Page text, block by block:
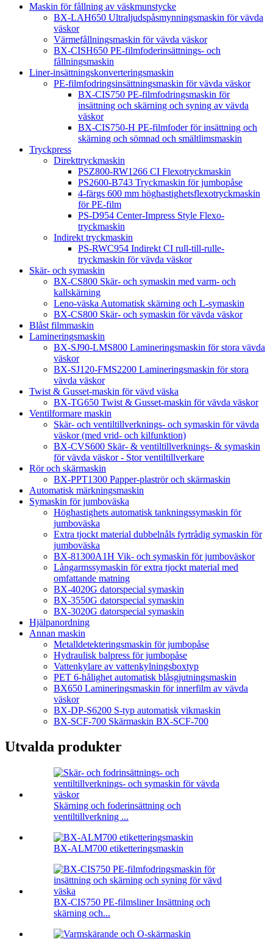
Maskin för fållning av väskmunstycke
BX-LAH650 Ultraljudspåsmynningsmaskin för vävda
väskor
Värmefållningsmaskin för vävda väskor
BX-CISH650 PE-filmfoderinsättnings- och
fållningsmaskin
Liner-insättningskonverteringsmaskin
PE-filmfodringsinsättningsmaskin för vävda väskor
BX-CIS750 PE-filmfodringsmaskin för
insättning och skärning och syning av vävda
väskor
BX-CIS750-H PE-filmfoder för insättning och
skärning och sömnad och smältlimsmaskin
Tryckpress
Direkttryckmaskin
PSZ800-RW1266 CI Flexotryckmaskin
PS2600-B743 Tryckmaskin för jumbopåse
4-färgs 600 mm höghastighetsflexotryckmaskin
för PE-film
PS-D954 Center-Impress Style Flexo-
tryckmaskin
Indirekt tryckmaskin
PS-RWC954 Indirekt CI rull-till-rulle-
tryckmaskin för vävda väskor
Skär- och symaskin
BX-CS800 Skär- och symaskin med varm- och
kallskärning
Leno-väska Automatisk skärning och L-symaskin
BX-CS800 Skär- och symaskin för vävda väskor
Blåst filmmaskin
Lamineringsmaskin
BX-SJ90-LMS800 Lamineringsmaskin för stora vävda
väskor
BX-SJ120-FMS2200 Lamineringsmaskin för stora
vävda väskor
Twist & Gusset-maskin för vävd väska
BX-TG650 Twist & Gusset-maskin för vävda väskor
Ventilformare maskin
Skär- och ventiltillverknings- och symaskin för vävda
väskor (med vrid- och kilfunktion)
BX-CVS600 Skär- & ventiltillverknings- & symaskin
för vävda väskor - Stor ventiltillverkare
Rör och skärmaskin
BX-PPT1300 Papper-plaströr och skärmaskin
Automatisk märkningsmaskin
Symaskin för jumboväska
Höghastighets automatisk tankningssymaskin för
jumboväska
Extra tjockt material dubbelnåls fyrtrådig symaskin för
jumboväska
BX-81300A1H Vik- och symaskin för jumboväskor
Långarmssymaskin för extra tjockt material med
omfattande matning
BX-4020G datorspecial symaskin
BX-3550G datorspecial symaskin
BX-3020G datorspecial symaskin
Hjälpanordning
Annan maskin
Metalldetekteringsmaskin för jumbopåse
Hydraulisk balpress för jumbopåse
Vattenkylare av vattenkylningsboxtyp
PET 6-hålighet automatisk blåsgjutningsmaskin
BX650 Lamineringsmaskin för innerfilm av vävda
väskor
BX-DP-S6200 S-typ automatisk vikmaskin
BX-SCF-700 Skärmaskin BX-SCF-700
Utvalda produkter
Skärning och foderinsättning och
ventiltillverkning ...
BX-ALM700 etiketteringsmaskin
BX-CIS750 PE-filmsliner Insättning och
skärning och...